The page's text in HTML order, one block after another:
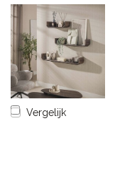
Vergelijk